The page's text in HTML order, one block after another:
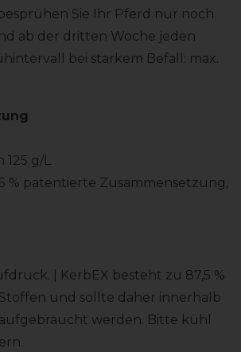
Sie Ihr Pferd nur noch
ab der dritten Woche jeden
bei starkem Befall: max.
125 g/L
% patentierte Zusammensetzung,
| KerbEX besteht zu 87,5 %
und sollte daher innerhalb
werden. Bitte kühl